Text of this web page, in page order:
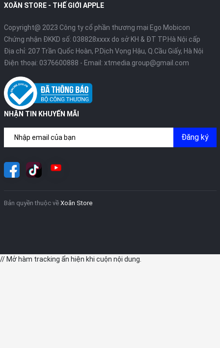
XOĂN STORE - THẾ GIỚI APPLE
Copyright@ 2023 Công ty cổ phần thương mại Ego Mobicon
Chứng nhận ĐKKD số: 038828xxxx do sở KH & ĐT TP.Hà Nội cấp
Địa chỉ: 207 Trần Quốc Hoàn, P.Dịch Vọng Hậu, Q.Cầu Giấy, Hà Nội
Điện thoại: 0376600888 - Email: xtmedia.group@gmail.com
NHẬN TIN KHUYẾN MÃI
Đăng ký
Bản quyền thuộc về Xoăn Store
// Mở hàm tracking ẩn hiện khi cuộn nội dung.